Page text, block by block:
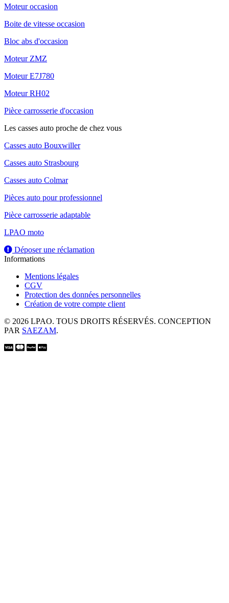
Moteur occasion
Boite de vitesse occasion
Bloc abs d'occasion
Moteur ZMZ
Moteur E7J780
Moteur RH02
Pièce carrosserie d'occasion
Les casses auto proche de chez vous
Casses auto Bouxwiller
Casses auto Strasbourg
Casses auto Colmar
Pièces auto pour professionnel
Pièce carrosserie adaptable
LPAO moto
Déposer une réclamation
Informations
Mentions légales
CGV
Protection des données personnelles
Création de votre compte client
© 2026 LPAO. TOUS DROITS RÉSERVÉS. CONCEPTION
PAR SAEZAM.